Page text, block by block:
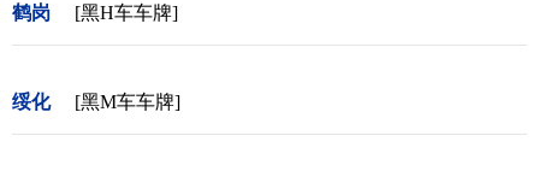
鹤岗 [黑H车车牌]
绥化 [黑M车车牌]